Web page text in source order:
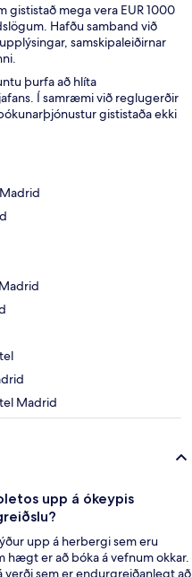
gististað mega vera EUR 1000
Hafðu samband við
samskipaleiðirnar
þurfa að hlíta
Í samræmi við reglugerðir
gististaða ekki
Madrid
upp á ókeypis
upp á herbergi sem eru
hægt er að bóka á vefnum okkar.
sem er endurgreiðanlegt að